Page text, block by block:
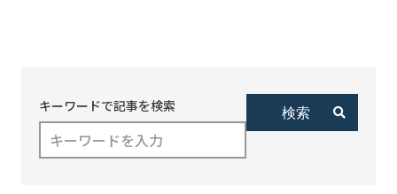
キーワードで記事を検索